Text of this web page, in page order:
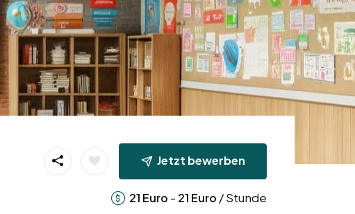
Jetzt bewerben
21 Euro - 21 Euro / Stunde